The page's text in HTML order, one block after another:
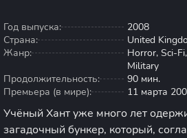
Год выпуска:
2008
Страна:
United
Жанр:
Horror, Sci-
Military
Продолжительность:
90 мин.
Премьера (в мире):
11 марта
Учёный Хант уже много лет
загадочный бункер, который,